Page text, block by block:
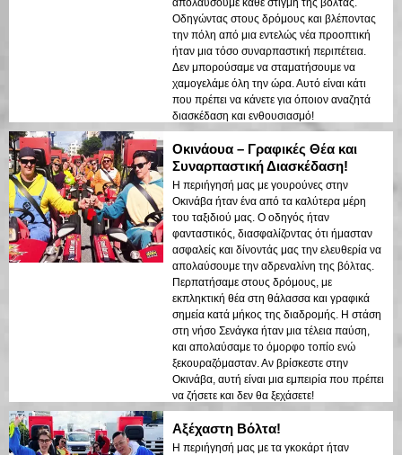
Οδηγώντας στους δρόμους και βλέποντας
την πόλη από μια εντελώς νέα προοπτική
ήταν μια τόσο συναρπαστική περιπέτεια.
Δεν μπορούσαμε να σταματήσουμε να
χαμογελάμε όλη την ώρα. Αυτό είναι κάτι
που πρέπει να κάνετε για όποιον αναζητά
διασκέδαση και ενθουσιασμό!
Οκινάουα – Γραφικές Θέα και
Συναρπαστική Διασκέδαση!
Η περιήγησή μας με γουρούνες στην
Οκινάβα ήταν ένα από τα καλύτερα μέρη
του ταξιδιού μας. Ο οδηγός ήταν
φανταστικός, διασφαλίζοντας ότι ήμασταν
ασφαλείς και δίνοντάς μας την ελευθερία να
απολαύσουμε την αδρεναλίνη της βόλτας.
Περπατήσαμε στους δρόμους, με
εκπληκτική θέα στη θάλασσα και γραφικά
σημεία κατά μήκος της διαδρομής. Η στάση
στη νήσο Σενάγκα ήταν μια τέλεια παύση,
και απολαύσαμε το όμορφο τοπίο ενώ
ξεκουραζόμασταν. Αν βρίσκεστε στην
Οκινάβα, αυτή είναι μια εμπειρία που πρέπει
να ζήσετε και δεν θα ξεχάσετε!
Αξέχαστη Βόλτα!
Η περιήγησή μας με τα γκοκάρτ ήταν